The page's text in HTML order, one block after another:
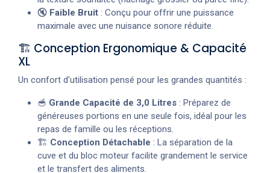
🔇 Faible Bruit : Conçu pour offrir une puissance
maximale avec une nuisance sonore réduite.
🏗️ Conception Ergonomique & Capacité
XL
Un confort d'utilisation pensé pour les grandes quantités :
🥣 Grande Capacité de 3,0 Litres : Préparez de
généreuses portions en une seule fois, idéal pour les
repas de famille ou les réceptions.
🏗️ Conception Détachable : La séparation de la
cuve et du bloc moteur facilite grandement le service
et le transfert des aliments.